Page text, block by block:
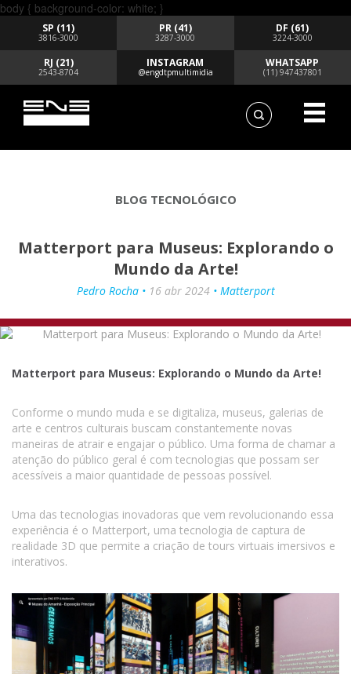
body { background-color: white; }
SP (11)
3816-3000
PR (41)
3287-3000
DF (61)
3224-3000
RJ (21)
2543-8704
INSTAGRAM
@engdtpmultimidia
WHATSAPP
(11) 947437801
BLOG TECNOLÓGICO
Matterport para Museus: Explorando o
Mundo da Arte!
Pedro Rocha • 16 abr 2024• Matterport
Matterport para Museus: Explorando o Mundo da Arte!
Conforme o mundo muda e se digitaliza, museus, galerias de
arte e centros culturais buscam constantemente novas
maneiras de atrair e engajar o público. Uma forma de chamar a
atenção do público geral é com tecnologias que possam ser
acessíveis a maior quantidade de pessoas possível.
Uma das tecnologias inovadoras que vem revolucionando essa
experiência é o Matterport, uma tecnologia de captura de
realidade 3D que permite a criação de tours virtuais imersivos e
interativos.